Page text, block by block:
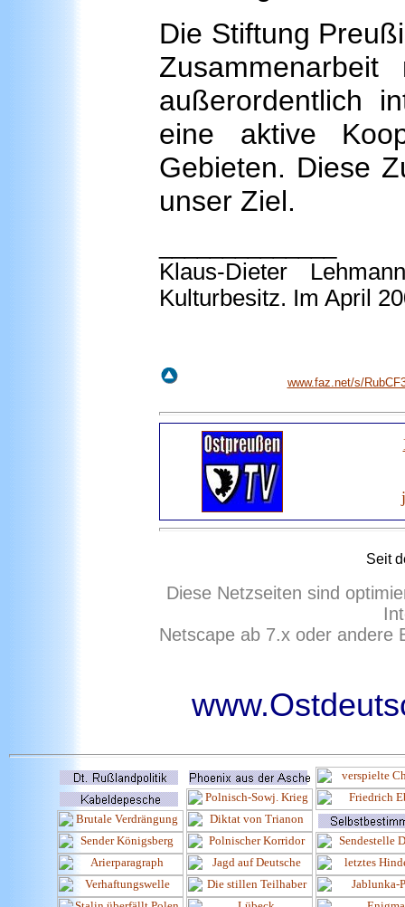
Die Stiftung
außerordentlich
eine aktive
Gebieten. Diese
unser Ziel.
Klaus-Dieter
Kulturbesitz. Im April
www.faz.net/s/
Seit
Diese Netzseiten sind
Netscape ab 7.x oder andere